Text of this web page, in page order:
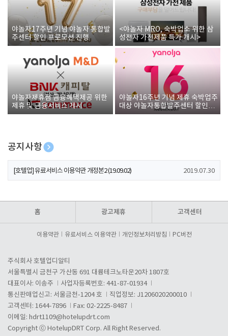
야놀자17주년 기념 야놀자 통합발
주센터 할인 프로모션 진행
<야놀자 MRO, 숙박업소 위한 삼
성전자 가전제품 특가 개시>
야놀자제휴점 금융혜택제공 위한
제휴 및 금융서비스 게시
야놀자16주년 기념 제휴 숙박업주
대상 야놀자통합발주센터 할인쿠
폰 증정
공지사항
[호텔업] 개인정보 처리방침 개정본1 (19.09.02)
[호텔업] 유료서비스 이용약관 개정본2 (19.09.02) 2019.07.30
홈 광고제휴 고객센터
이용약관 유료서비스 이용약관 개인정보처리방침 PC버전
주식회사 호텔업디알티
서울특별시 금천구 가산동 691 대륭테크노타운20차 1807호
대표이사: 이송주
사업자등록번호: 441-87-01934
통신판매업신고: 서울금천-1204 호
직업정보: J1206020200010
고객센터: 1644-7896
Fax: 02-2225-8487
이메일: hdrt1109@hotelupdrt.com
Copyright ⓒ HotelupDRT Corp. All Right Reserved.